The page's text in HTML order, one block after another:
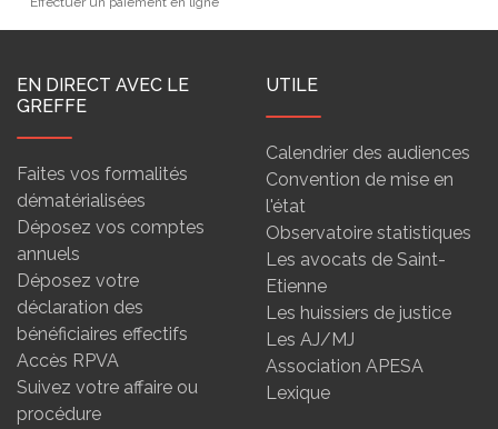
EN DIRECT AVEC LE
GREFFE
Faites vos formalités
dématérialisées
Déposez vos comptes
annuels
Déposez votre
déclaration des
bénéficiaires effectifs
Accès RPVA
Suivez votre affaire ou
procédure
UTILE
Calendrier des audiences
Convention de mise en
l'état
Observatoire statistiques
Les avocats de Saint-
Etienne
Les huissiers de justice
Les AJ/MJ
Association APESA
Lexique